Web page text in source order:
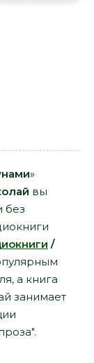
»
вы
без
/
а книга
занимает